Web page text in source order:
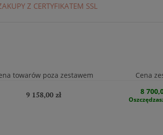
Z CERTYFIKATEM SSL
towarów poza zestawem Cena
9 158,00 zł 8